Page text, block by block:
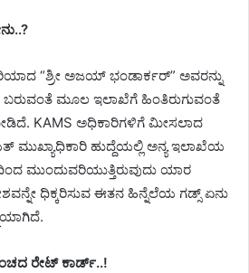
“ಶ್ರೀ ಅಜಯ್ ಭಂಡಾರ್ಕರ್” ಅವರನ್ನು
ಬರುವಂತೆ ಮೂಲ ಇಲಾಖೆಗೆ ಹಿಂತಿರುಗುವಂತೆ
ನೀಡಿದೆ. KAMS ಅಧಿಕಾರಿಗಳಿಗೆ ಮೀಸಲಾದ
ಮುಖ್ಯಾಧಿಕಾರಿ ಹುದ್ದೆಯಲ್ಲಿ ಅನ್ಯ ಇಲಾಖೆಯ
ಮುಂದುವರಿಯುತ್ತಿರುವುದು ಯಾರ
ಧಿಕ್ಕರಿಸುವ ಈತನ ಹಿನ್ನೆಲೆಯ ಗಡ್ಸ್ ಏನು
ರೇಟ್ ಕಾರ್ಡ್..!